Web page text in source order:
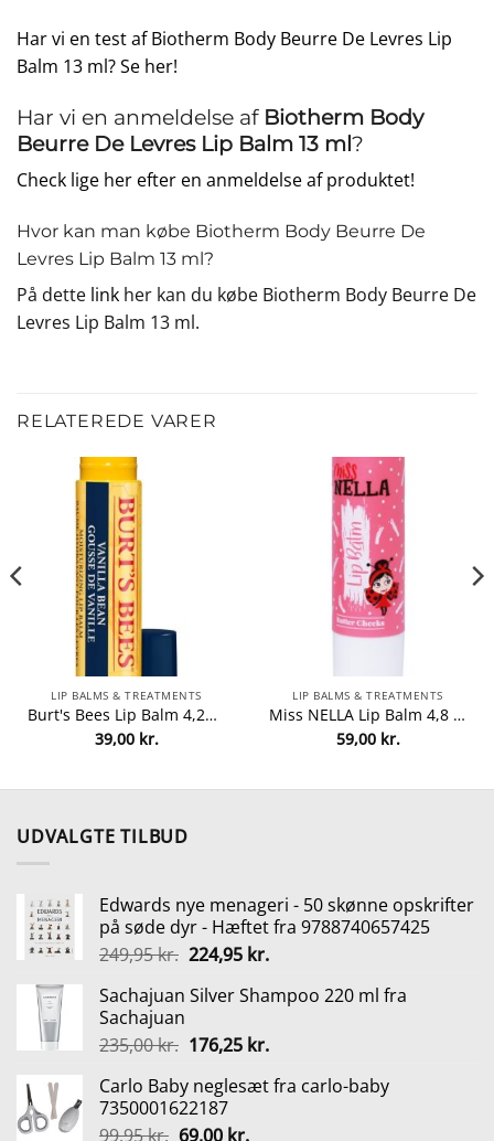
Har vi en test af Biotherm Body Beurre De Levres Lip
Balm 13 ml? Se her!
Har vi en anmeldelse af Biotherm Body
Beurre De Levres Lip Balm 13 ml?
Check lige her efter en anmeldelse af produktet!
Hvor kan man købe Biotherm Body Beurre De
Levres Lip Balm 13 ml?
På dette link her kan du købe Biotherm Body Beurre De
Levres Lip Balm 13 ml.
RELATEREDE VARER
LIP BALMS & TREATMENTS
Burt's Bees Lip Balm 4,25 gr. – Vanilla Bean fra Burts Bees
39,00 kr.
LIP BALMS & TREATMENTS
Miss NELLA Lip Balm 4,8 gr. – Butter Cheeks fra Miss NELLA
59,00 kr.
kr..
UDVALGTE TILBUD
Edwards nye menageri - 50 skønne opskrifter
på søde dyr - Hæftet fra 9788740657425
249,95kr. Den
pris
249,95 kr..
224,95 kr.Den
pris
224,95 kr..
Sachajuan Silver Shampoo 220 ml fra
Sachajuan
235,00kr. Den
pris
var:
176,25 kr.Den
pris
Carlo Baby neglesæt fra carlo-baby
7350001622187
99,95kr. Den
69,00 kr.Den